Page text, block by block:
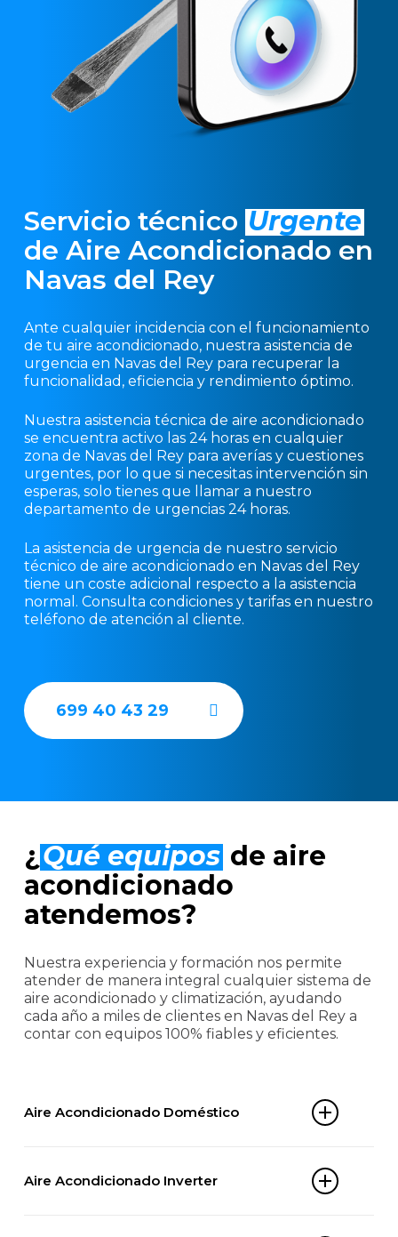
Servicio técnico Urgente
de Aire Acondicionado en
Navas del Rey
Ante cualquier incidencia con el funcionamiento
de tu aire acondicionado, nuestra asistencia de
urgencia en Navas del Rey para recuperar la
funcionalidad, eficiencia y rendimiento óptimo.
Nuestra asistencia técnica de aire acondicionado
se encuentra activo las 24 horas en cualquier
zona de Navas del Rey para averías y cuestiones
urgentes, por lo que si necesitas intervención sin
esperas, solo tienes que llamar a nuestro
departamento de urgencias 24 horas.
La asistencia de urgencia de nuestro servicio
técnico de aire acondicionado en Navas del Rey
tiene un coste adicional respecto a la asistencia
normal. Consulta condiciones y tarifas en nuestro
teléfono de atención al cliente.
699 40 43 29
¿Qué equipos de aire
acondicionado
atendemos?
Nuestra experiencia y formación nos permite
atender de manera integral cualquier sistema de
aire acondicionado y climatización, ayudando
cada año a miles de clientes en Navas del Rey a
contar con equipos 100% fiables y eficientes.
Aire Acondicionado Doméstico
Multi-split
Aire Acondicionado Inverter